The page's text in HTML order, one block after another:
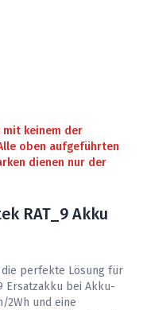
mit keinem der
oben aufgeführten
dienen nur der
RAT_9 Akku
die perfekte Lösung für
Ersatzakku bei Akku-
2Wh und eine